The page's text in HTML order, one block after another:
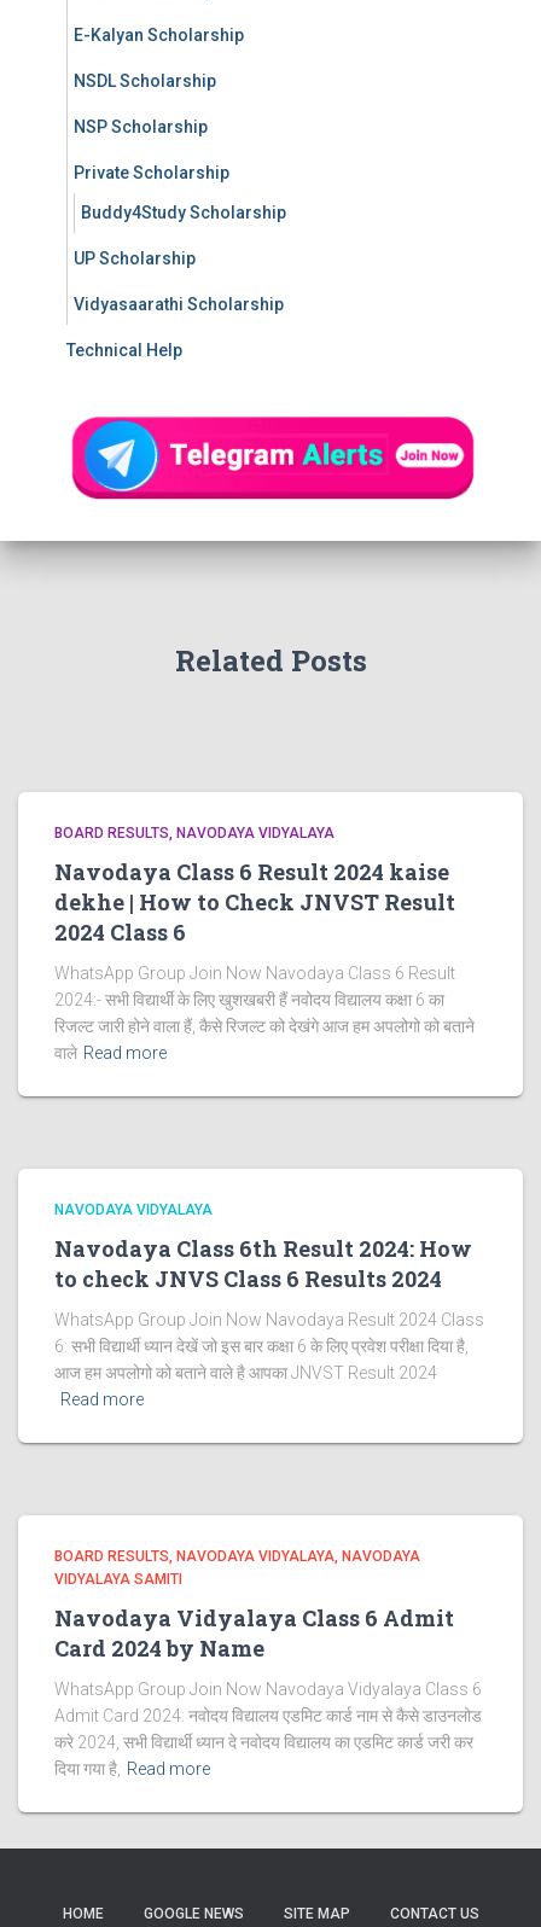
E-Kalyan Scholarship
NSDL Scholarship
NSP Scholarship
Private Scholarship
Buddy4Study Scholarship
UP Scholarship
Vidyasaarathi Scholarship
Technical Help
Related Posts
BOARD RESULTS NAVODAYA VIDYALAYA
Navodaya Class 6 Result 2024 kaise
dekhe | How to Check JNVST Result
2024 Class 6
WhatsApp Group Join Now Navodaya Class 6 Result
2024:- सभी विद्यार्थी के लिए खुशखबरी हैं नवोदय विद्यालय कक्षा 6 का
रिजल्ट जारी होने वाला हैं, कैसे रिजल्ट को देखंगे आज हम अपलोगो को बताने
वाले Read more
NAVODAYA VIDYALAYA
Navodaya Class 6th Result 2024: How
to check JNVS Class 6 Results 2024
WhatsApp Group Join Now Navodaya Result 2024 Class
6: सभी विद्यार्थी ध्यान देखें जो इस बार कक्षा 6 के लिए प्रवेश परीक्षा दिया है,
आज हम अपलोगो को बताने वाले है आपका JNVST Result 2024
Read more
BOARD RESULTS NAVODAYA VIDYALAYA NAVODAYA
VIDYALAYA SAMITI
Navodaya Vidyalaya Class 6 Admit
Card 2024 by Name
WhatsApp Group Join Now Navodaya Vidyalaya Class 6
Admit Card 2024: नवोदय विद्यालय एडमिट कार्ड नाम से कैसे डाउनलोड
करे 2024, सभी विद्यार्थी ध्यान दे नवोदय विद्यालय का एडमिट कार्ड जरी कर
दिया गया है, Read more
HOME GOOGLE NEWS SITE MAP CONTACT US